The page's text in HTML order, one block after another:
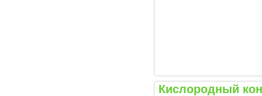
Кислородный